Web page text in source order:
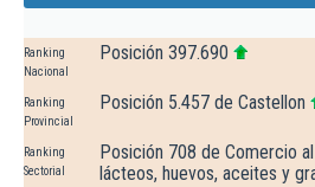
Ranking
Nacional
Posición 397.690
Ranking
Provincial
Posición 5.457 de Castellon
Ranking
Sectorial
Posición 708 de Comercio
lácteos, huevos, aceites y